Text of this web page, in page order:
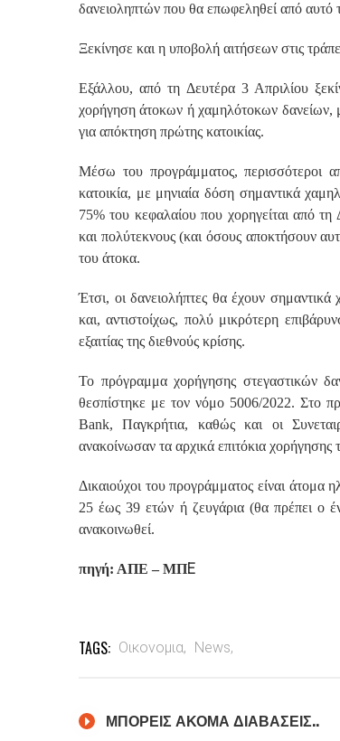
δανειοληπτών που θα επωφεληθεί από αυτό
Ξεκίνησε και η υποβολή αιτήσεων στις
Εξάλλου, από τη Δευτέρα 3 Απριλίου
χορήγηση άτοκων ή χαμηλότοκων δανείων,
για απόκτηση πρώτης κατοικίας.
Μέσω του προγράμματος, περισσότεροι
κατοικία, με μηνιαία δόση σημαντικά
75% του κεφαλαίου που χορηγείται από
και πολύτεκνους (και όσους αποκτήσουν
του άτοκα.
Έτσι, οι δανειολήπτες θα έχουν
και, αντιστοίχως, πολύ μικρότερη
εξαιτίας της διεθνούς κρίσης.
Το πρόγραμμα χορήγησης στεγαστικών
θεσπίστηκε με τον νόμο 5006/2022. Στο
Bank, Παγκρήτια, καθώς και οι
ανακοίνωσαν τα αρχικά επιτόκια
Δικαιούχοι του προγράμματος είναι άτομα
25 έως 39 ετών ή ζευγάρια (θα πρέπει ο
ανακοινωθεί.
πηγή: ΑΠΕ – ΜΠΕ
TAGS: Οικονομια, News,
ΜΠΟΡΕΙΣ ΑΚΟΜΑ ΔΙΑΒΑΣΕΙΣ..